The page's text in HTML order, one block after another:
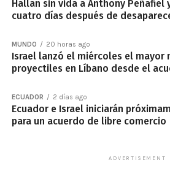
Hallan sin vida a Anthony Peñafiel
cuatro días después de
MUNDO 20 horas ago
Israel lanzó el miércoles el mayor
proyectiles en Líbano desde el
ECUADOR 2 días ago
Ecuador e Israel iniciarán
para un acuerdo de libre comercio
ADVERTISEMENT